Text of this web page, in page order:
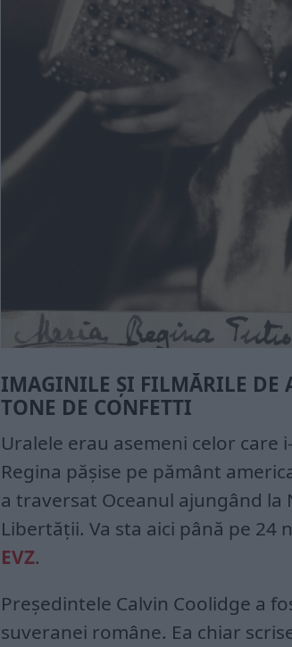
IMAGINILE ȘI FILMĂRILE DE
TONE DE CONFETTI
Uralele erau asemeni celor
Regina pășise pe pământ
a traversat Oceanul ajungând
Libertății. Va sta aici până pe 24
EVZ.
Președintele Calvin Coolidge a
suveranei române. Ea chiar